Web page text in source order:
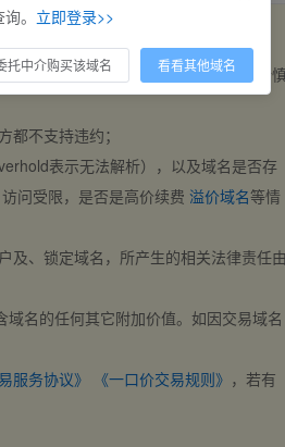
不支持违约，一旦出价不支持撤销，请
不支持违约；
表示无法解析），以及域名是否存
问受限，是否是高价续费 溢价域名等情
及、锁定域名，所产生的相关法律责任
名的任何其它附加价值。如因交易域名
服务协议》 《一口价交易规则》 ，若有
。 立即登录>>
托中介购买该域名 看看其他域名